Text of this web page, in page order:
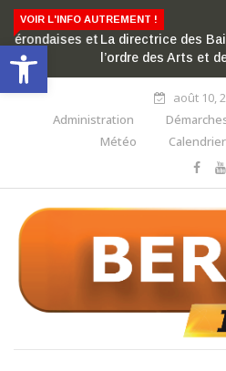
Ouvrir la barre
VOIR L'INFO AUTREMENT !
La directrice des Bains-Douches
l’ordre des Arts et des Lettres
août 10,
Administration
Météo